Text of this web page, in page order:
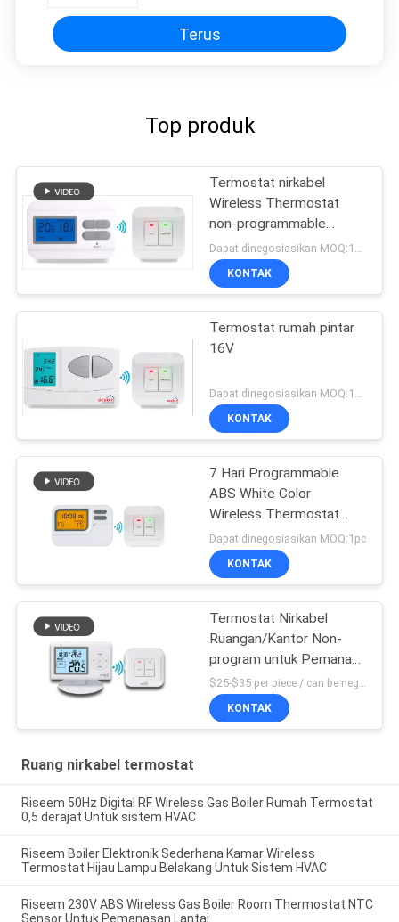
Terus
Top produk
Termostat nirkabel
Wireless Thermostat
non-programmable
wireless
Dapat dinegosiasikan MOQ:100PCS
KONTAK
Termostat rumah pintar
16V
KONTAK
7 Hari Programmable
ABS White Color
Wireless Thermostat
Untuk Kontrol
Pemanasan
Dapat dinegosiasikan MOQ:1pc
KONTAK
Termostat Nirkabel
Ruangan/Kantor Non-
program untuk Pemanas
Gas
$25-$35 per piece / can be negotiable MOQ:1 buah sampel / bisa dinegosiasikan
KONTAK
Ruang nirkabel termostat
Riseem 50Hz Digital RF Wireless Gas Boiler Rumah Termostat
0,5 derajat Untuk sistem HVAC
Riseem Boiler Elektronik Sederhana Kamar Wireless
Termostat Hijau Lampu Belakang Untuk Sistem HVAC
Riseem 230V ABS Wireless Gas Boiler Room Thermostat NTC
Sensor Untuk Pemanasan Lantai